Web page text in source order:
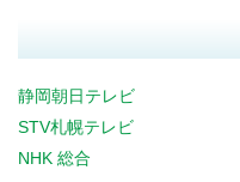
静岡朝日テレビ
STV札幌テレビ
NHK 総合